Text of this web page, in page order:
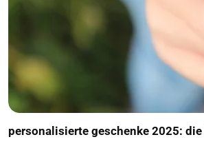
personalisierte geschenke 2025: